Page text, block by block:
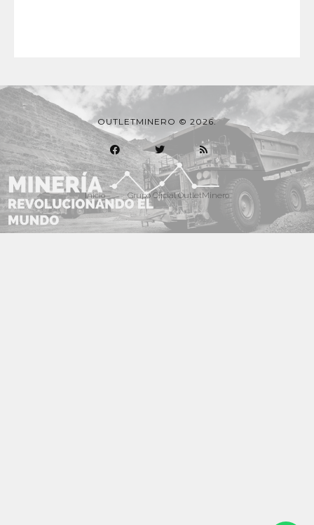
OUTLETMINERO © 2026.
Inicio Grupo Oficial OutletMinero